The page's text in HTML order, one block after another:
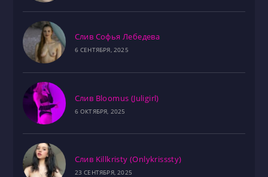
Слив Софья Лебедева
6 СЕНТЯБРЯ, 2025
Слив Bloomus (Juligirl)
6 ОКТЯБРЯ, 2025
Слив Killkristy (Onlykrisssty)
23 СЕНТЯБРЯ, 2025